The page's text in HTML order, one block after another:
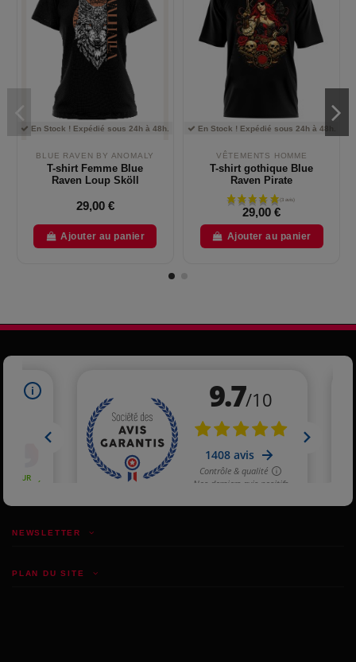
En Stock ! Expédié sous 24h à 48h.
BLUE RAVEN BY ANOMALY
T-shirt Femme Blue
Raven Loup Sköll
29,00 €
Ajouter au panier
En Stock ! Expédié sous 24h à 48h.
VÊTEMENTS HOMME
T-shirt gothique Blue
Raven Pirate
29,00 €
Ajouter au panier
PLAN DU SITE
NEWSLETTER